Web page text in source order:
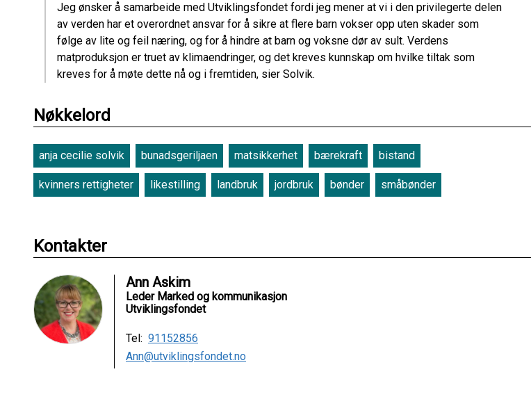
Jeg ønsker å samarbeide med Utviklingsfondet fordi jeg mener at vi i den privilegerte delen
av verden har et overordnet ansvar for å sikre at flere barn vokser opp uten skader som
følge av lite og feil næring, og for å hindre at barn og voksne dør av sult. Verdens
matproduksjon er truet av klimaendringer, og det kreves kunnskap om hvilke tiltak som
kreves for å møte dette nå og i fremtiden, sier Solvik.
Nøkkelord
anja cecilie solvik bunadsgeriljaen matsikkerhet bærekraft bistand
kvinners rettigheter likestilling landbruk jordbruk bønder småbønder
Kontakter
Ann Askim
Leder Marked og kommunikasjon
Utviklingsfondet
Tel: 91152856
Ann@utviklingsfondet.no